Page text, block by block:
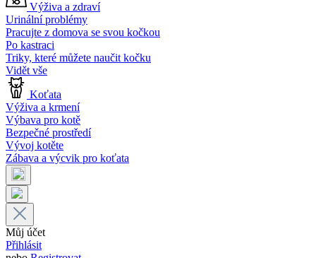
Výživa a zdraví
Urinální problémy
Pracujte z domova se svou kočkou
Po kastraci
Triky, které můžete naučit kočku
Vidět vše
Koťata
Výživa a krmení
Výbava pro kotě
Bezpečné prostředí
Vývoj kotěte
Zábava a výcvik pro koťata
Můj účet
Přihlásit